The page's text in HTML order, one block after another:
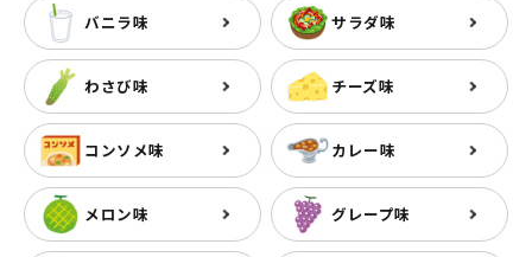
バニラ味 サラダ味
わさび味 チーズ味
コンソメ味 カレー味
メロン味 グレープ味